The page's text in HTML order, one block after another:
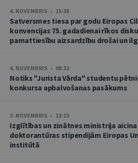
4. NOVEMBRIS • 15:38
Satversmes tiesa par godu Eiropas
konvencijas 75. gadadienai rīkos
pamattiesību aizsardzību drošai un
4. NOVEMBRIS • 08:32
Notiks "Jurista Vārda" studentu
konkursa apbalvošanas pasākums
3. NOVEMBRIS • 13:13
Izglītības un zinātnes ministrija
doktorantūras stipendijām Eiropas
institūtā